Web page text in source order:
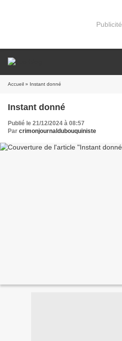
Publicité
Accueil » Instant donné
Instant donné
Publié le 21/12/2024 à 08:57
Par crimonjournaldubouquiniste